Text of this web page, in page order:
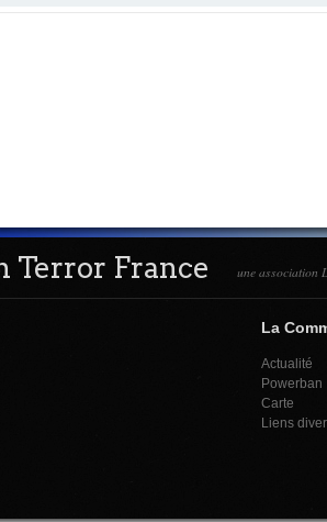
Terror France une association
La
Actualité
Powerban
Carte
Liens